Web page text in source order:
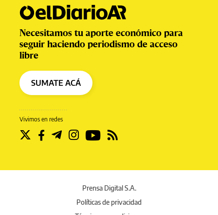
Vivimos en redes
Necesitamos tu aporte económico para
seguir haciendo periodismo de acceso
libre
SUMATE ACÁ
Prensa Digital S.A.
Políticas de privacidad